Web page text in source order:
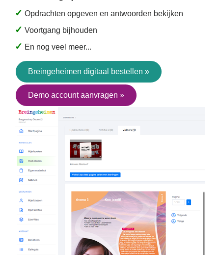
✓ Opdrachten opgeven en antwoorden bekijken
✓ Voortgang bijhouden
✓ En nog veel meer...
Breingeheimen digitaal bestellen »
Demo account aanvragen »